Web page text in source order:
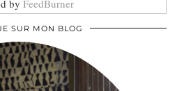
by FeedBurner
SUR MON BLOG